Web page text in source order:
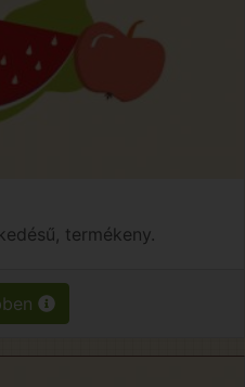
termékeny.